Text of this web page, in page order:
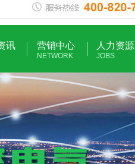
讯 营销中心
NETWORK
人力资源
JOBS